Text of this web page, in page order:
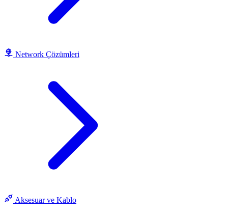
Network Çözümleri
Aksesuar ve Kablo